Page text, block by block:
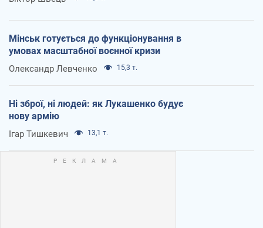
Мінськ готується до функціонування в
умовах масштабної воєнної кризи
Олександр Левченко 15,3 т.
Ні зброї, ні людей: як Лукашенко будує
нову армію
Ігар Тишкевич 13,1 т.